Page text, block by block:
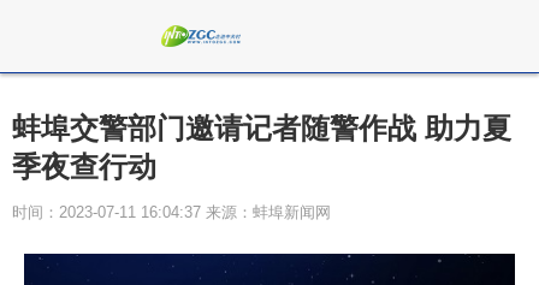
蚌埠交警部门邀请记者随警作战 助力夏
季夜查行动
时间：2023-07-11 16:04:37 来源：蚌埠新闻网